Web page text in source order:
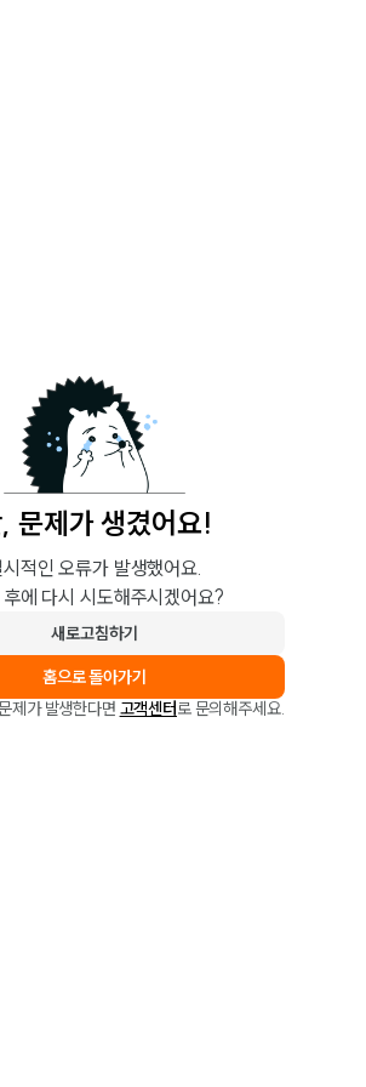
문제가 생겼어요!
시적인 오류가 발생했어요.
에 다시 시도해주시겠어요?
새로고침하기
홈으로 돌아가기
제가 발생한다면 고객센터로 문의해주세요.